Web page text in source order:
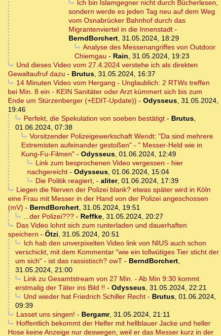
Ich bin Islamgegner nicht durch Bücherlesen,
sondern werde es jeden Tag neu auf dem Weg
vom Osnabrücker Bahnhof durch das
Migrantenviertel in die Innenstadt -
BerndBorchert, 31.05.2024, 18:29
Analyse des Messenangriffes von Outdoor
Chiemgau - Rain, 31.05.2024, 19:23
Und dieses Video vom 27.4.2024 verstehe ich als direkten
Gewaltaufruf dazu - Brutus, 31.05.2024, 16:37
14 Minuten Video vom Hergang - Unglaublich: 2 RTWs treffen
bei Min. 8 ein - KEIN Sanitäter oder Arzt kümmert sich bis zum
Ende um Stürzenberger (+EDIT-Update)) - Odysseus, 31.05.2024,
19:46
Perfekt, die Spekulation von soeben bestätigt- Brutus,
01.06.2024, 07:38
Vorsitzender Polizeigewerkschaft Wendt: "Da sind mehrere
Extremisten aufeinander gestoßen" - " Messer-Held wie in
Kung-Fu-Filmen" - Odysseus, 01.06.2024, 12:49
Link zum besprochenen Video vergessen - hier
nachgereicht - Odysseus, 01.06.2024, 15:04
Die Politik reagiert, - aliter, 01.06.2024, 17:39
Liegen die Nerven der Polizei blank? etwas später wird in Köln
eine Frau mit Messer in der Hand von der Polizei angeschossen
(mV) - BerndBorchert, 31.05.2024, 19:51
...der Polizei???- Reffke, 31.05.2024, 20:27
Das Video lohnt sich zum runterladen und dauerhaften
speichern - Ötzi, 31.05.2024, 20:51
Ich hab den unverpixelten Video link von NIUS auch schon
verschickt, mit dem Kommentar "wie ein tollwütiges Tier sticht der
um sich" - ist das rassistisch? owT - BerndBorchert,
31.05.2024, 21:00
Link zu Gesamtstream von 27 Min. - Ab Min 9:30 kommt
erstmalig der Täter ins Bild !! - Odysseus, 31.05.2024, 22:21
Und wieder hat Friedrich Schiller Recht- Brutus, 01.06.2024,
09:39
Lasset uns singen! - Bergamr, 31.05.2024, 21:11
Hoffentlich bekommt der Helfer mit hellblauer Jacke und heller
Hose keine Anzeige nur deswegen, weil er das Messer kurz in der